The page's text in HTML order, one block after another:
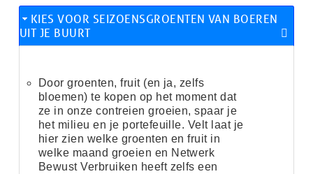
KIES VOOR SEIZOENSGROENTEN VAN BOEREN
UIT JE BUURT
Door groenten, fruit (en ja, zelfs
bloemen) te kopen op het moment dat
ze in onze contreien groeien, spaar je
het milieu en je portefeuille. Velt laat je
hier zien welke groenten en fruit in
welke maand groeien en Netwerk
Bewust Verbruiken heeft zelfseen